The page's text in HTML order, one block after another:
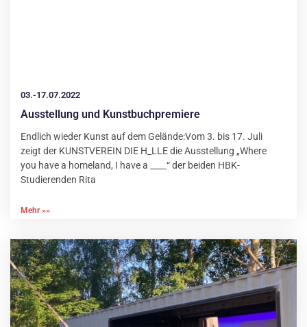
03.-17.07.2022
Ausstellung und Kunstbuchpremiere
Endlich wieder Kunst auf dem Gelände:Vom 3. bis 17. Juli
zeigt der KUNSTVEREIN DIE H_LLE die Ausstellung „Where
you have a homeland, I have a ____“ der beiden HBK-
Studierenden Rita
Mehr »»